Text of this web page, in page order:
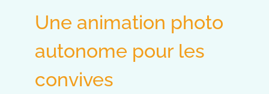
Une animation photo
autonome pour les
convives